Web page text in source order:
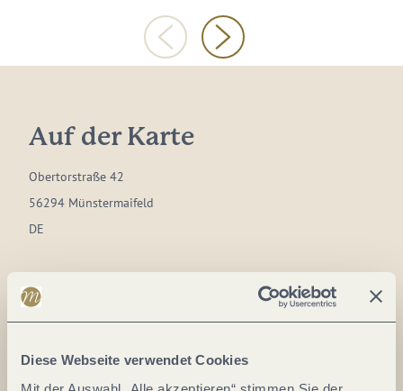
Diese Webseite verwendet Cookies
Auf der Karte
Obertorstraße 42
56294 Münstermaifeld
DE
Tel.:(0049) 2605953773
E-Mail: